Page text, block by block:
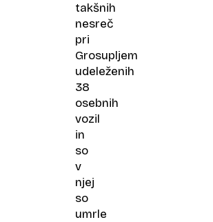
takšnih
nesreč
pri
Grosupljem
udeleženih
38
osebnih
vozil
in
so
v
njej
so
umrle